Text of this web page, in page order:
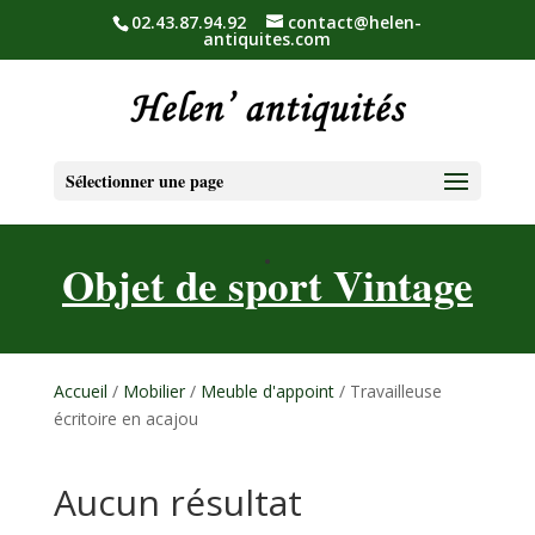
02.43.87.94.92 contact@helen-
antiquites.com
Sélectionner une page
Objet de sport Vintage
Accueil / Mobilier/ Meuble d'appoint/ Travailleuse
écritoire en acajou
Aucun résultat